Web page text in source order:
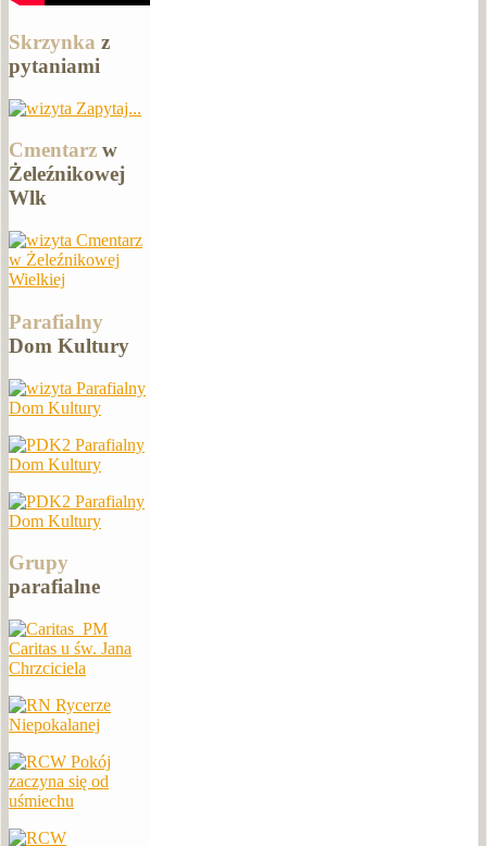
Skrzynka z
pytaniami
Zapytaj...
Cmentarz w
Żeleźnikowej
Wlk
Cmentarz
w Żeleźnikowej
Wielkiej
Parafialny
Dom Kultury
Parafialny
Dom Kultury
Parafialny
Dom Kultury
Parafialny
Dom Kultury
Grupy
parafialne
Caritas u św. Jana
Chrzciciela
Rycerze
Niepokalanej
Pokój
zaczyna się od
uśmiechu